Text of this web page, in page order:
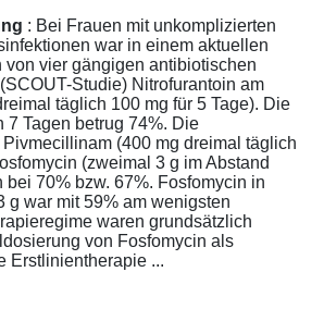
: Bei Frauen mit unkomplizierten
war in einem aktuellen
von vier gängigen antibiotischen
Studie) Nitrofurantoin am
täglich 100 mg für 5 Tage). Die
7 Tagen betrug 74%. Die
(400 mg dreimal täglich
(zweimal 3 g im Abstand
bei 70% bzw. 67%. Fosfomycin in
g war mit 59% am wenigsten
waren grundsätzlich
von Fosfomycin als
Erstlinientherapie ...